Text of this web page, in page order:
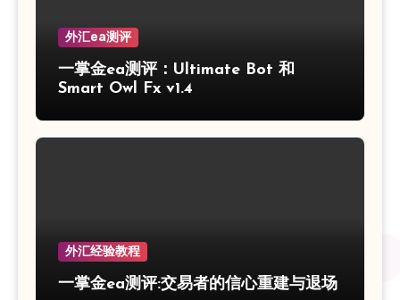
外汇ea测评
一掌金ea测评：Ultimate Bot 和
Smart Owl Fx v1.4
外汇经验教程
一掌金ea测评:交易者的信心重建与退场